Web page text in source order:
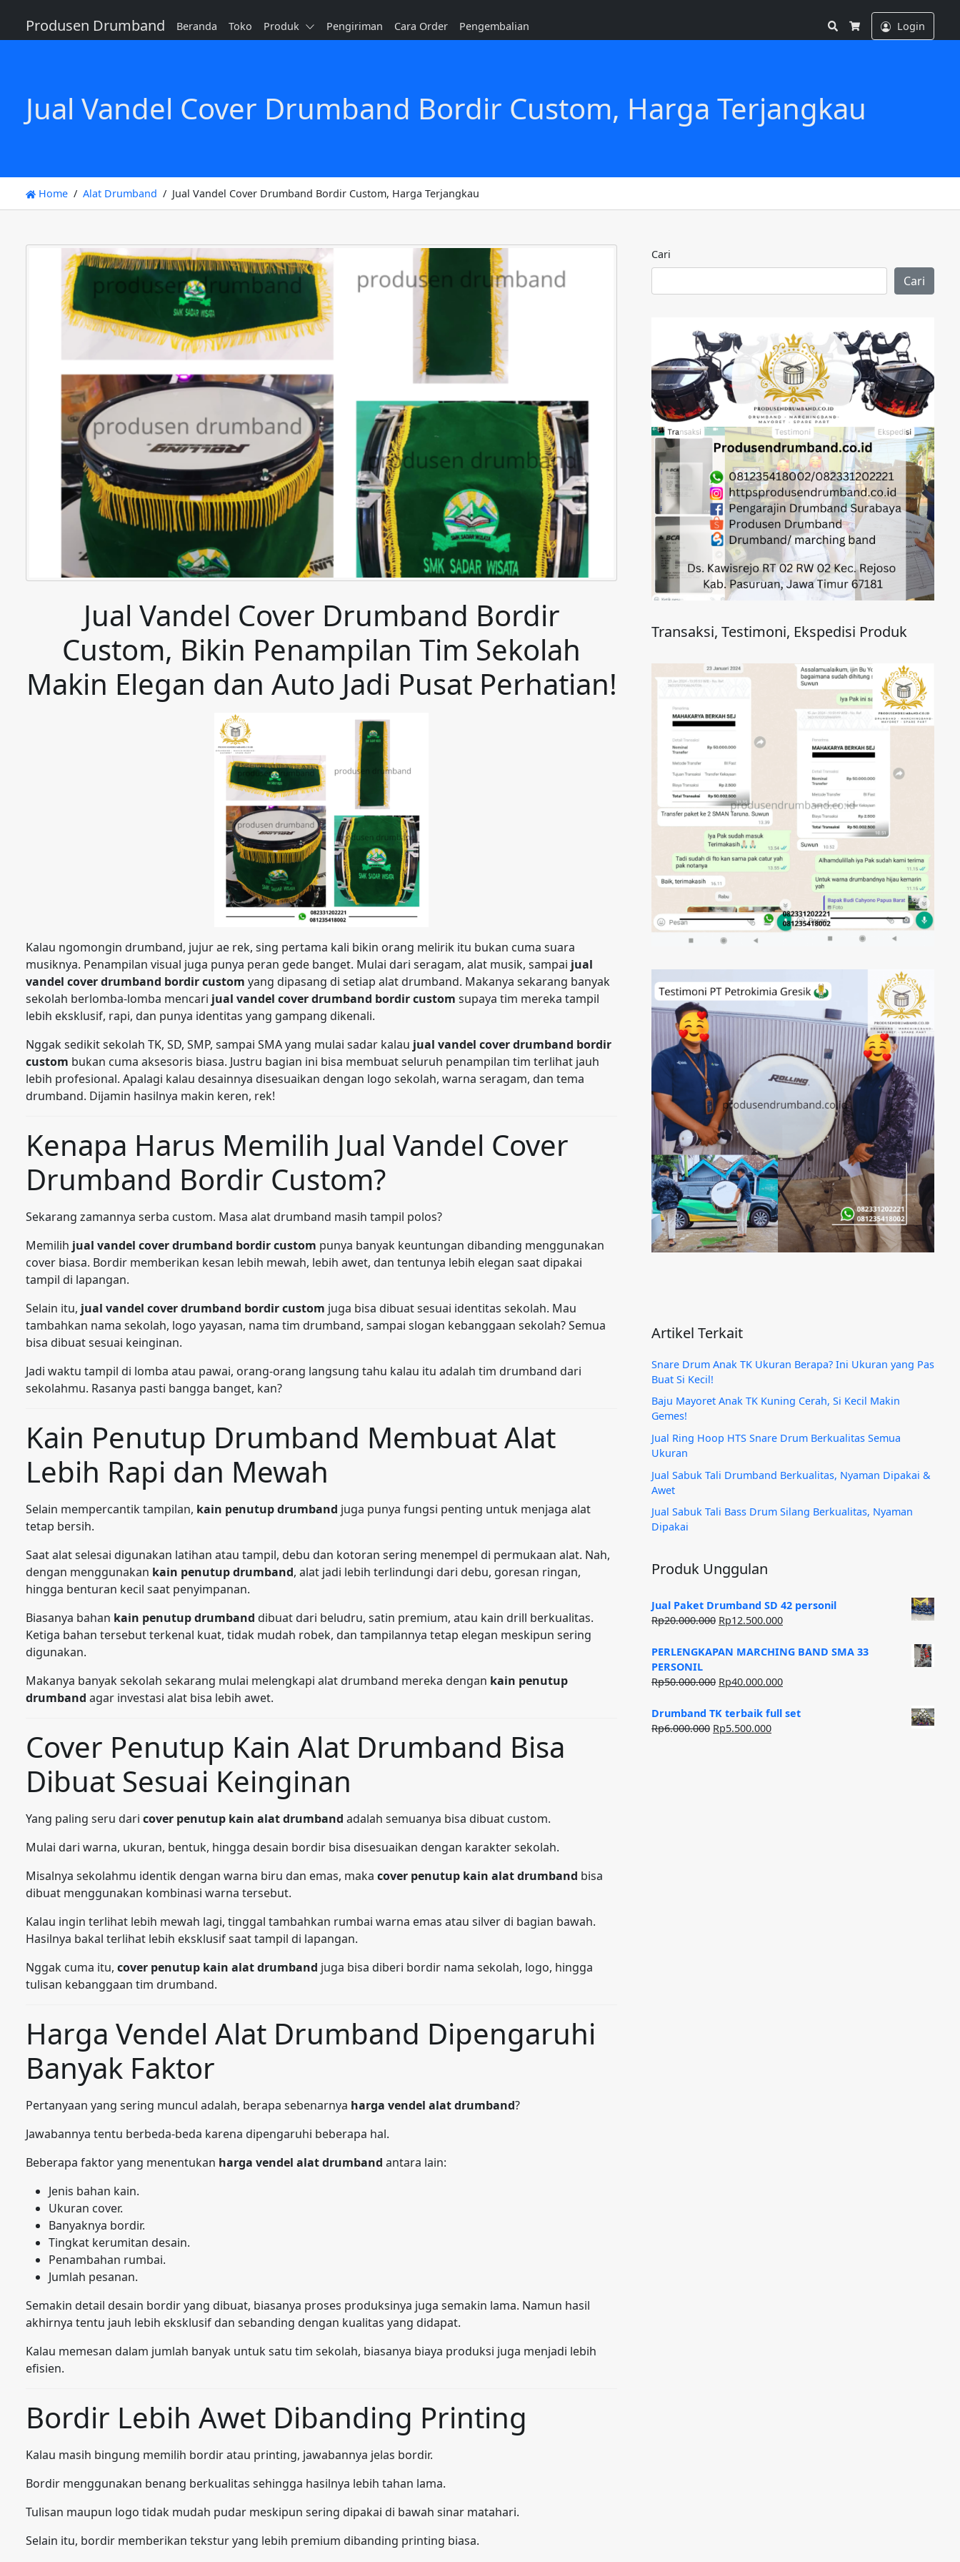
Produsen Drumband Beranda Toko Produk Pengiriman Cara Order Pengembalian
Search
Cart
Login
Jual Vandel Cover Drumband Bordir Custom, Harga Terjangkau
Home Alat Drumband Jual Vandel Cover Drumband Bordir Custom, Harga Terjangkau
Jual Vandel Cover Drumband Bordir
Custom, Bikin Penampilan Tim Sekolah
Makin Elegan dan Auto Jadi Pusat Perhatian!
Kalau ngomongin drumband, jujur ae rek, sing pertama kali bikin orang melirik itu bukan cuma suara
musiknya. Penampilan visual juga punya peran gede banget. Mulai dari seragam, alat musik, sampai jual
vandel cover drumband bordir custom yang dipasang di setiap alat drumband. Makanya sekarang banyak
sekolah berlomba-lomba mencari jual vandel cover drumband bordir custom supaya tim mereka tampil
lebih eksklusif, rapi, dan punya identitas yang gampang dikenali.
Nggak sedikit sekolah TK, SD, SMP, sampai SMA yang mulai sadar kalau jual vandel cover drumband bordir
custom bukan cuma aksesoris biasa. Justru bagian ini bisa membuat seluruh penampilan tim terlihat jauh
lebih profesional. Apalagi kalau desainnya disesuaikan dengan logo sekolah, warna seragam, dan tema
drumband. Dijamin hasilnya makin keren, rek!
Kenapa Harus Memilih Jual Vandel Cover
Drumband Bordir Custom?
Sekarang zamannya serba custom. Masa alat drumband masih tampil polos?
Memilih jual vandel cover drumband bordir custom punya banyak keuntungan dibanding menggunakan
cover biasa. Bordir memberikan kesan lebih mewah, lebih awet, dan tentunya lebih elegan saat dipakai
tampil di lapangan.
Selain itu, jual vandel cover drumband bordir custom juga bisa dibuat sesuai identitas sekolah. Mau
tambahkan nama sekolah, logo yayasan, nama tim drumband, sampai slogan kebanggaan sekolah? Semua
bisa dibuat sesuai keinginan.
Jadi waktu tampil di lomba atau pawai, orang-orang langsung tahu kalau itu adalah tim drumband dari
sekolahmu. Rasanya pasti bangga banget, kan?
Kain Penutup Drumband Membuat Alat
Lebih Rapi dan Mewah
Selain mempercantik tampilan, kain penutup drumband juga punya fungsi penting untuk menjaga alat
tetap bersih.
Saat alat selesai digunakan latihan atau tampil, debu dan kotoran sering menempel di permukaan alat. Nah,
dengan menggunakan kain penutup drumband, alat jadi lebih terlindungi dari debu, goresan ringan,
hingga benturan kecil saat penyimpanan.
Biasanya bahan kain penutup drumband dibuat dari beludru, satin premium, atau kain drill berkualitas.
Ketiga bahan tersebut terkenal kuat, tidak mudah robek, dan tampilannya tetap elegan meskipun sering
digunakan.
Makanya banyak sekolah sekarang mulai melengkapi alat drumband mereka dengan kain penutup
drumband agar investasi alat bisa lebih awet.
Cover Penutup Kain Alat Drumband Bisa
Dibuat Sesuai Keinginan
Yang paling seru dari cover penutup kain alat drumband adalah semuanya bisa dibuat custom.
Mulai dari warna, ukuran, bentuk, hingga desain bordir bisa disesuaikan dengan karakter sekolah.
Misalnya sekolahmu identik dengan warna biru dan emas, maka cover penutup kain alat drumband bisa
dibuat menggunakan kombinasi warna tersebut.
Kalau ingin terlihat lebih mewah lagi, tinggal tambahkan rumbai warna emas atau silver di bagian bawah.
Hasilnya bakal terlihat lebih eksklusif saat tampil di lapangan.
Nggak cuma itu, cover penutup kain alat drumband juga bisa diberi bordir nama sekolah, logo, hingga
tulisan kebanggaan tim drumband.
Harga Vendel Alat Drumband Dipengaruhi
Banyak Faktor
Pertanyaan yang sering muncul adalah, berapa sebenarnya harga vendel alat drumband?
Jawabannya tentu berbeda-beda karena dipengaruhi beberapa hal.
Beberapa faktor yang menentukan harga vendel alat drumband antara lain:
Jenis bahan kain.
Ukuran cover.
Banyaknya bordir.
Tingkat kerumitan desain.
Penambahan rumbai.
Jumlah pesanan.
Semakin detail desain bordir yang dibuat, biasanya proses produksinya juga semakin lama. Namun hasil
akhirnya tentu jauh lebih eksklusif dan sebanding dengan kualitas yang didapat.
Kalau memesan dalam jumlah banyak untuk satu tim sekolah, biasanya biaya produksi juga menjadi lebih
efisien.
Bordir Lebih Awet Dibanding Printing
Kalau masih bingung memilih bordir atau printing, jawabannya jelas bordir.
Bordir menggunakan benang berkualitas sehingga hasilnya lebih tahan lama.
Tulisan maupun logo tidak mudah pudar meskipun sering dipakai di bawah sinar matahari.
Selain itu, bordir memberikan tekstur yang lebih premium dibanding printing biasa.
Cari
Cari
Transaksi, Testimoni, Ekspedisi Produk
Artikel Terkait
Snare Drum Anak TK Ukuran Berapa? Ini Ukuran yang Pas
Buat Si Kecil!
Baju Mayoret Anak TK Kuning Cerah, Si Kecil Makin
Gemes!
Jual Ring Hoop HTS Snare Drum Berkualitas Semua
Ukuran
Jual Sabuk Tali Drumband Berkualitas, Nyaman Dipakai &
Awet
Jual Sabuk Tali Bass Drum Silang Berkualitas, Nyaman
Dipakai
Produk Unggulan
Jual Paket Drumband SD 42 personil
Rp20.000.000 Harga
adalah:
Rp12.500.000Harga
ini
Rp12.500.000.
PERLENGKAPAN MARCHING BAND SMA 33
PERSONIL
Rp50.000.000 Harga
adalah:
Rp50.000.000.
Rp40.000.000Harga
ini
Drumband TK terbaik full set
Rp6.000.000 Harga
Rp5.500.000Harga